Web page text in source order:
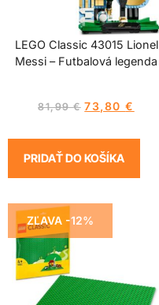
LEGO Classic 43015 Lionel
Messi – Futbalová legenda
81,99€ 73,80€
PRIDAŤ DO KOŠÍKA
ZĽAVA -12%